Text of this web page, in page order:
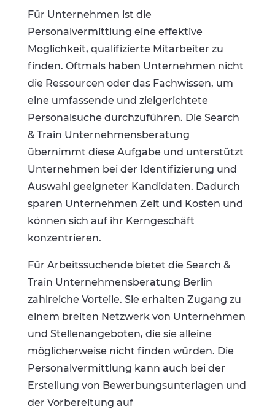
Für Unternehmen ist die
Personalvermittlung eine effektive
Möglichkeit, qualifizierte Mitarbeiter zu
finden. Oftmals haben Unternehmen nicht
die Ressourcen oder das Fachwissen, um
eine umfassende und zielgerichtete
Personalsuche durchzuführen. Die Search
& Train Unternehmensberatung
übernimmt diese Aufgabe und unterstützt
Unternehmen bei der Identifizierung und
Auswahl geeigneter Kandidaten. Dadurch
sparen Unternehmen Zeit und Kosten und
können sich auf ihr Kerngeschäft
konzentrieren.
Für Arbeitssuchende bietet die Search &
Train Unternehmensberatung Berlin
zahlreiche Vorteile. Sie erhalten Zugang zu
einem breiten Netzwerk von Unternehmen
und Stellenangeboten, die sie alleine
möglicherweise nicht finden würden. Die
Personalvermittlung kann auch bei der
Erstellung von Bewerbungsunterlagen und
der Vorbereitung auf